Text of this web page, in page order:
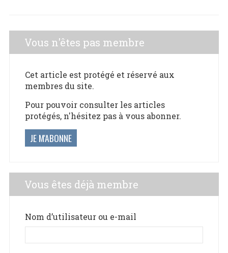
Vous n'êtes pas membre
Cet article est protégé et réservé aux
membres du site.
Pour pouvoir consulter les articles
protégés, n'hésitez pas à vous abonner.
JE M'ABONNE
Vous êtes déjà membre
Nom d’utilisateur ou e-mail